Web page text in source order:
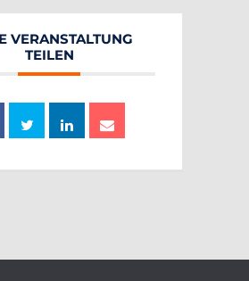
VERANSTALTUNG
TEILEN